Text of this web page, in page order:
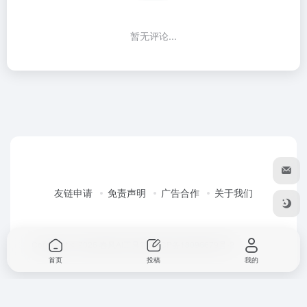
暂无评论...
友链申请 免责声明 广告合作 关于我们
Copyright © 2026 春风AI工具箱粤ICP备18096679号-2
首页 投稿 我的